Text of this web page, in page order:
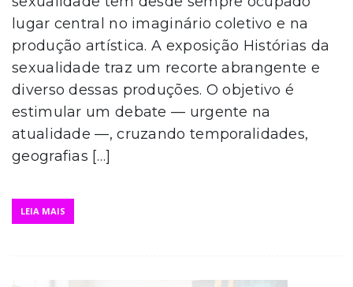
lugar central no imaginário coletivo e na
produção artística. A exposição Histórias da
sexualidade traz um recorte abrangente e
diverso dessas produções. O objetivo é
estimular um debate — urgente na
atualidade —, cruzando temporalidades,
geografias […]
LEIA MAIS